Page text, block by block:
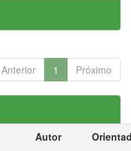
Anterior 1 Próximo
Autor